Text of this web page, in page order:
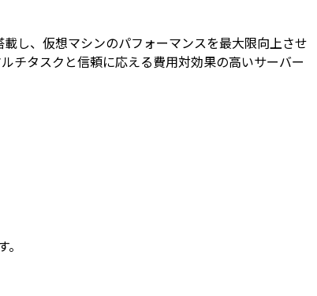
し、仮想マシンのパフォーマンスを最大限向上させ
チタスクと信頼に応える費用対効果の高いサーバー